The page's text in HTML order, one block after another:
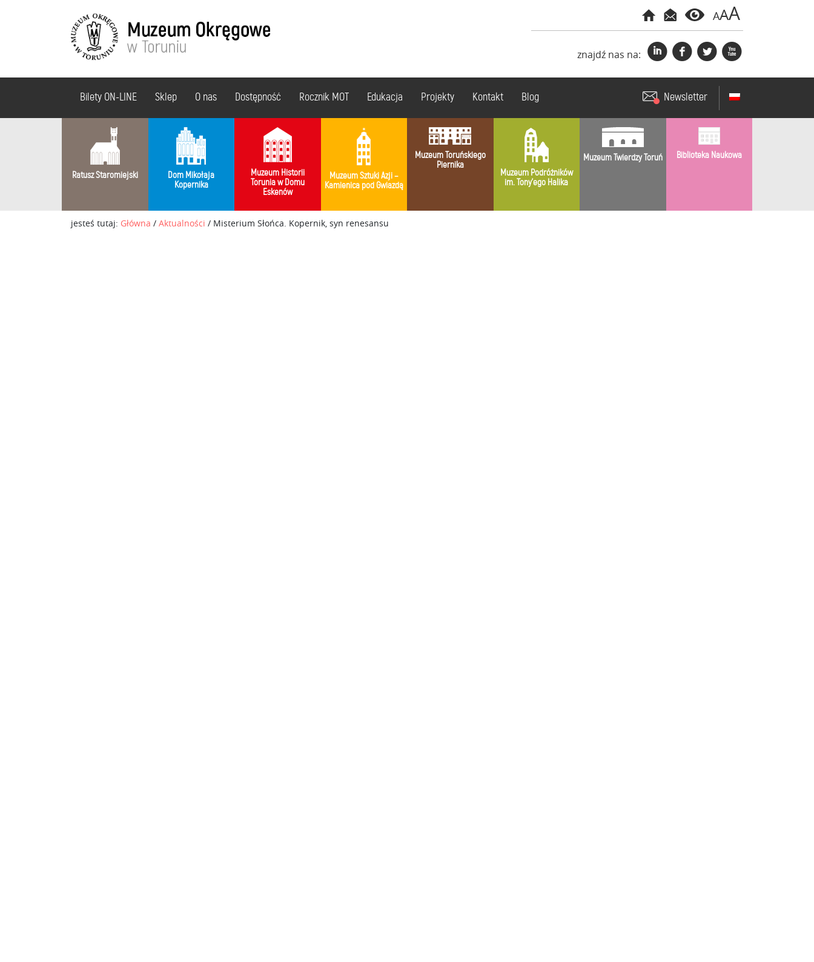
AAA
znajdź nas na: iflx
Bilety ON-LINE Sklep O nas Dostępność Rocznik MOT Edukacja Projekty Kontakt Blog Newsletter
Ratusz Staromiejski
Dom Mikołaja
Kopernika
Muzeum Historii
Torunia w Domu
Eskenów
Muzeum Sztuki Azji –
Kamienica pod Gwiazdą
Muzeum Toruńskiego
Piernika
Muzeum Podróżników
im. Tony’ego Halika
Muzeum Twierdzy Toruń Biblioteka Naukowa
jesteś tutaj: Główna / Aktualności / Misterium Słońca. Kopernik, syn renesansu